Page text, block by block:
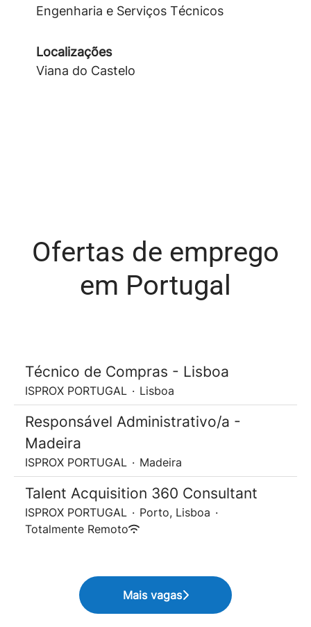
Engenharia e Serviços Técnicos
Localizações
Viana do Castelo
Ofertas de emprego
em Portugal
Técnico de Compras - Lisboa
ISPROX PORTUGAL · Lisboa
Responsável Administrativo/a -
Madeira
ISPROX PORTUGAL · Madeira
Talent Acquisition 360 Consultant
ISPROX PORTUGAL · Porto, Lisboa ·
Totalmente Remoto
Mais vagas